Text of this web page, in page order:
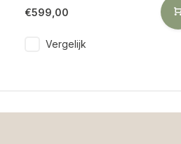
€599,00
Vergelijk